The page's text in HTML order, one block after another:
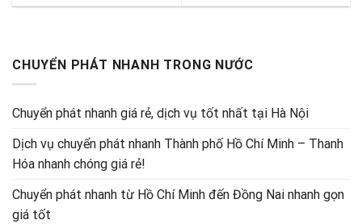
CHUYỂN PHÁT NHANH TRONG NƯỚC
Chuyển phát nhanh giá rẻ, dịch vụ tốt nhất tại Hà Nội
Dịch vụ chuyển phát nhanh Thành phố Hồ Chí Minh – Thanh
Hóa nhanh chóng giá rẻ!
Chuyển phát nhanh từ Hồ Chí Minh đến Đồng Nai nhanh gọn
giá tốt